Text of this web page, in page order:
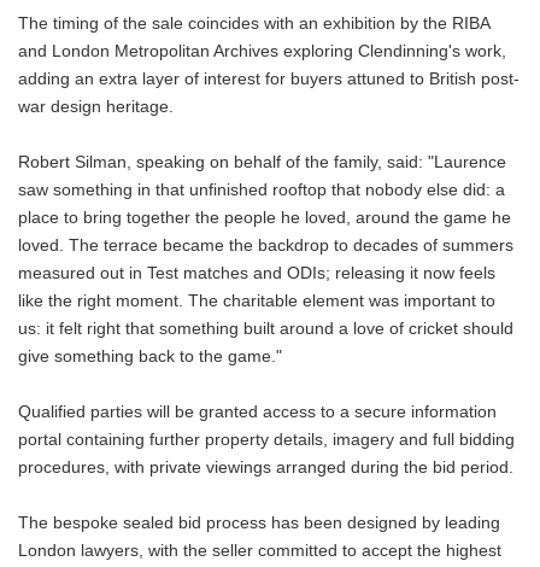
The timing of the sale coincides with an exhibition by the RIBA
and London Metropolitan Archives exploring Clendinning's work,
adding an extra layer of interest for buyers attuned to British post-
war design heritage.
Robert Silman, speaking on behalf of the family, said: "Laurence
saw something in that unfinished rooftop that nobody else did: a
place to bring together the people he loved, around the game he
loved. The terrace became the backdrop to decades of summers
measured out in Test matches and ODIs; releasing it now feels
like the right moment. The charitable element was important to
us: it felt right that something built around a love of cricket should
give something back to the game."
Qualified parties will be granted access to a secure information
portal containing further property details, imagery and full bidding
procedures, with private viewings arranged during the bid period.
The bespoke sealed bid process has been designed by leading
London lawyers, with the seller committed to accept the highest